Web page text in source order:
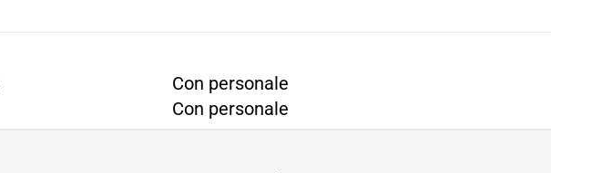
Genova Piazza Principe
Con personale
Genova Brignole
Con personale